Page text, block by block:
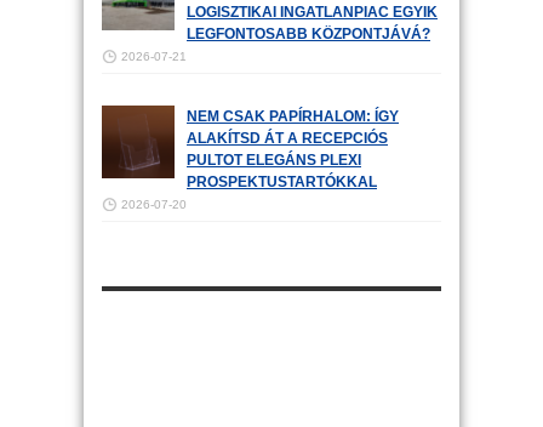
LOGISZTIKAI INGATLANPIAC EGYIK
LEGFONTOSABB KÖZPONTJÁVÁ?
2026-07-21
NEM CSAK PAPÍRHALOM: ÍGY
ALAKÍTSD ÁT A RECEPCIÓS
PULTOT ELEGÁNS PLEXI
PROSPEKTUSTARTÓKKAL
2026-07-20